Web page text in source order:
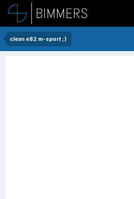
clean e82 m-sport ;)